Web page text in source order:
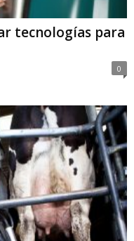
tecnologías para
0